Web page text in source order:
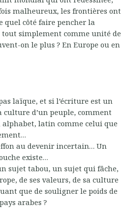
malheureux, les frontières ont
quel côté faire pencher la
tout simplement comme unité de
on le plus ? En Europe ou en
laïque, et si l’écriture est un
d’un peuple, comment
latin comme celui que
au devenir incertain… Un
existe…
sujet tabou, un sujet qui fâche,
de ses valeurs, de sa culture
que de souligner le poids de
arabes ?